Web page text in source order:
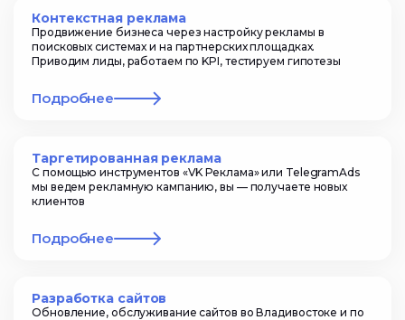
Контекстная реклама
Продвижение бизнеса через настройку рекламы в
поисковых системах и на партнерских площадках.
Приводим лиды, работаем по KPI, тестируем гипотезы
Подробнее
Таргетированная реклама
С помощью инструментов «VK Реклама» или TelegramAds
мы ведем рекламную кампанию, вы — получаете новых
клиентов
Подробнее
Разработка сайтов
Обновление, обслуживание сайтов во Владивостоке и по